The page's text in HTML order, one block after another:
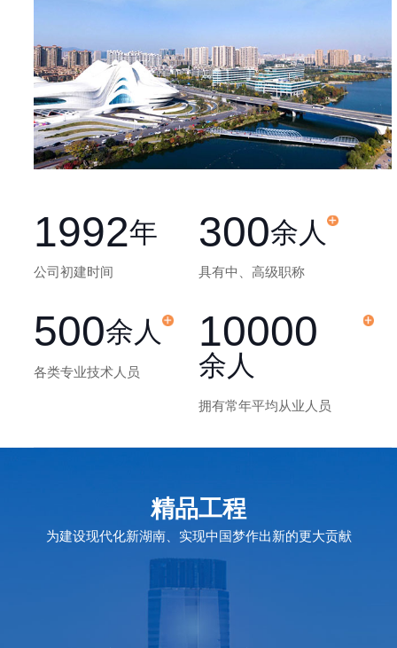
设、运营”为一体的大型建筑综合服务商。
1992年
公司初建时间
300余人
具有中、高级职称
500余人
各类专业技术人员
10000
余人
拥有常年平均从业人员
精品工程
为建设现代化新湖南、实现中国梦作出新的更大贡献